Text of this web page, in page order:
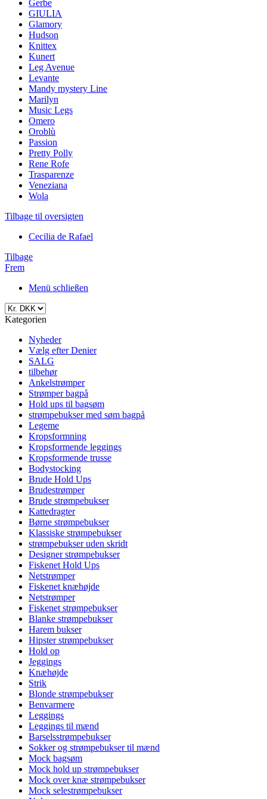
Gerbe
GIULIA
Glamory
Hudson
Knittex
Kunert
Leg Avenue
Levante
Mandy mystery Line
Marilyn
Music Legs
Omero
Oroblù
Passion
Pretty Polly
Rene Rofe
Trasparenze
Veneziana
Wola
Tilbage til oversigten
Cecilia de Rafael
Tilbage
Frem
Menü schließen
Kategorien
Nyheder
Vælg efter Denier
SALG
tilbehør
Ankelstrømper
Strømper bagpå
Hold ups til bagsøm
strømpebukser med søm bagpå
Legeme
Kropsformning
Kropsformende leggings
Kropsformende trusse
Bodystocking
Brude Hold Ups
Brudestrømper
Brude strømpebukser
Kattedragter
Børne strømpebukser
Klassiske strømpebukser
strømpebukser uden skridt
Designer strømpebukser
Fiskenet Hold Ups
Netstrømper
Fiskenet knæhøjde
Netstrømper
Fiskenet strømpebukser
Blanke strømpebukser
Harem bukser
Hipster strømpebukser
Hold op
Jeggings
Knæhøjde
Strik
Blonde strømpebukser
Benvarmere
Leggings
Leggings til mænd
Barselsstrømpebukser
Sokker og strømpebukser til mænd
Mock bagsøm
Mock hold up strømpebukser
Mock over knæ strømpebukser
Mock selestrømpebukser